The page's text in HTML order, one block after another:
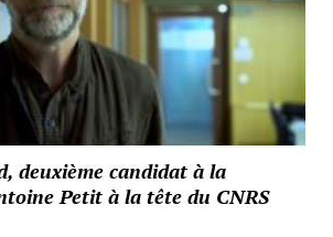
deuxième candidat à la
Petit à la tête du CNRS